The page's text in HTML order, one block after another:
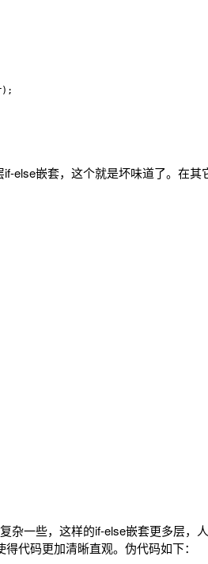
else嵌套，这个就是坏味道了。在
杂一些，这样的if-else嵌套更多层，
代码更加清晰直观。伪代码如下：